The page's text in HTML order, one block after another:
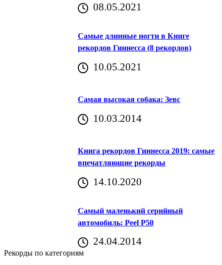
08.05.2021
Самые длинные ногти в Книге
рекордов Гиннесса (8 рекордов)
10.05.2021
Самая высокая собака: Зевс
10.03.2014
Книга рекордов Гиннесса 2019: самые
впечатляющие рекорды
14.10.2020
Самый маленький серийный
автомобиль: Peel P50
24.04.2014
Рекорды по категориям